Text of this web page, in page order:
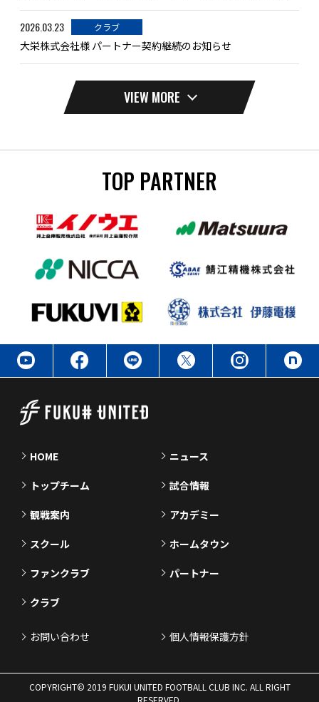
2026.03.23 クラブ
大栄株式会社様 パートナー契約継続のお知らせ
VIEW MORE
TOP PARTNER
HOME ニュース
トップチーム 試合情報
観戦案内 アカデミー
スクール ホームタウン
ファンクラブ パートナー
クラブ
お問い合わせ 個人情報保護方針
COPYRIGHT© 2019 FUKUI UNITED FOOTBALL CLUB INC. ALL RIGHT